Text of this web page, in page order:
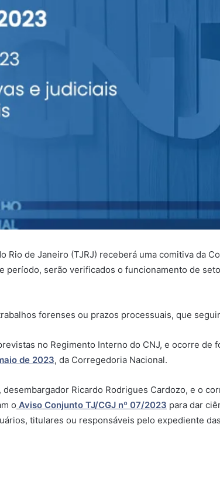
Rio de Janeiro (TJRJ) receberá uma comitiva da
período, serão verificados o funcionamento de
forenses ou prazos processuais, que
no Regimento Interno do CNJ, e ocorre de
de 2023, da Corregedoria Nacional.
Ricardo Rodrigues Cardozo, e o
o Aviso Conjunto TJ/CGJ nº 07/2023 para dar
titulares ou responsáveis pelo expediente